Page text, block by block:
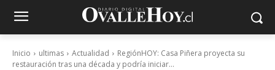
Inicio ultimas Actualidad
RegiónHOY: Casa Piñera proyecta su
restauración tras una década y podría iniciar...